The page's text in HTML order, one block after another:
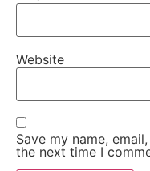
Website
Save my name,
the next time I